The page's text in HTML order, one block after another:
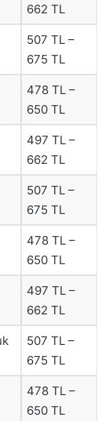
662 TL
507 TL –
675 TL
478 TL –
650 TL
497 TL –
662 TL
507 TL –
675 TL
478 TL –
650 TL
497 TL –
662 TL
507 TL –
675 TL
478 TL –
650 TL